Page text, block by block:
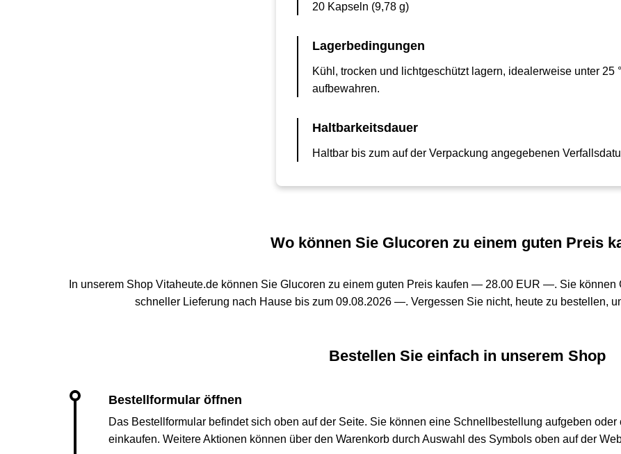
20 Kapseln (9,78 g)
Lagerbedingungen
Kühl, trocken und lichtgeschützt lagern, idealerweise unter
aufbewahren.
Haltbarkeitsdauer
Haltbar bis zum auf der Verpackung angegebenen
Wo können Sie Glucoren zu einem guten Preis
In unserem Shop Vitaheute.de können Sie Glucoren zu einem guten Preis kaufen — 28.00 EUR —. Sie können
schneller Lieferung nach Hause bis zum 09.08.2026 —. Vergessen Sie nicht, heute zu bestellen,
Bestellen Sie einfach in unserem Shop
Das Bestellformular befindet sich oben auf der Seite. Sie können eine Schnellbestellung aufgeben
einkaufen. Weitere Aktionen können über den Warenkorb durch Auswahl des Symbols oben auf der